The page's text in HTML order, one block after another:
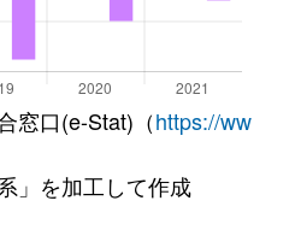
窓口(e-Stat)（https://ww
」を加工して作成